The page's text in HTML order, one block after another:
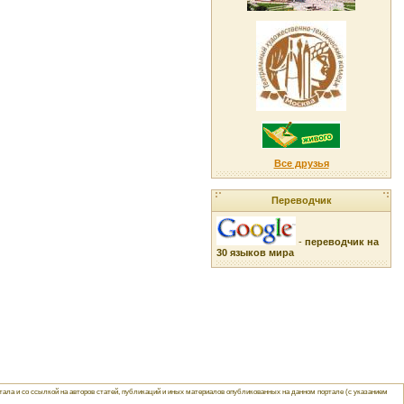
Все друзья
Переводчик
- переводчик на
30 языков мира
и со ссылкой на авторов статей, публикаций и иных материалов опубликованных на данном портале (с указанием